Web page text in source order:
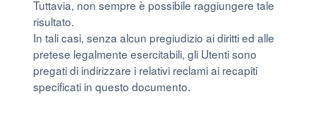
Tuttavia, non sempre è possibile raggiungere tale
risultato.
In tali casi, senza alcun pregiudizio ai diritti ed alle
pretese legalmente esercitabili, gli Utenti sono
pregati di indirizzare i relativi reclami ai recapiti
specificati in questo documento.